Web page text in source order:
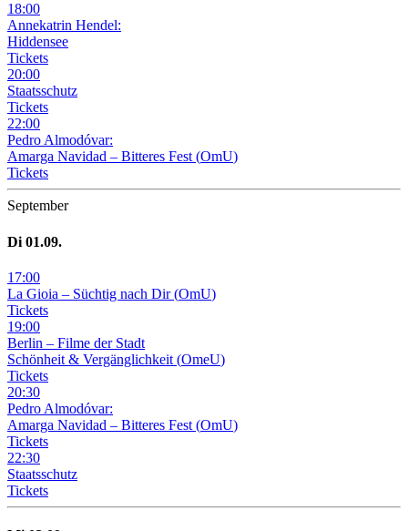
18:00
Annekatrin Hendel:
Hiddensee
Tickets
20:00
Staatsschutz
Tickets
22:00
Pedro Almodóvar:
Amarga Navidad – Bitteres Fest (OmU)
Tickets
September
Di 01.09.
17:00
La Gioia – Süchtig nach Dir (OmU)
Tickets
19:00
Berlin – Filme der Stadt
Schönheit & Vergänglichkeit (OmeU)
Tickets
20:30
Pedro Almodóvar:
Amarga Navidad – Bitteres Fest (OmU)
Tickets
22:30
Staatsschutz
Tickets